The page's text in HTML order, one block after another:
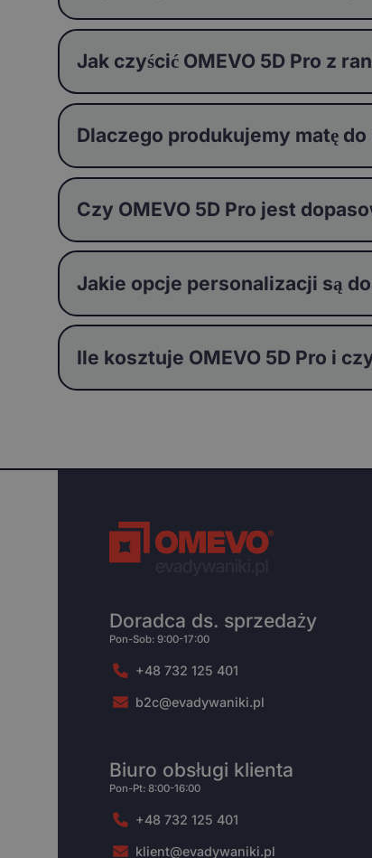
Jak czyścić OMEVO 5D Pro z
Dlaczego produkujemy matę
Czy OMEVO 5D Pro jest
Jakie opcje personalizacji są
Ile kosztuje OMEVO 5D Pro i
Doradca ds. sprzedaży
Pon-Sob: 9:00-17:00
+48 732 125 401
b2c@evadywaniki.pl
Biuro obsługi klienta
Pon-Pt: 8:00-16:00
+48 732 125 401
klient@evadywaniki.pl